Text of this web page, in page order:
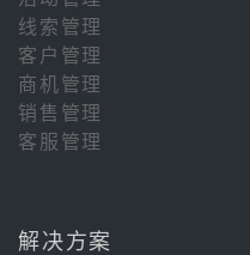
线索管理
客户管理
商机管理
销售管理
客服管理
解决方案